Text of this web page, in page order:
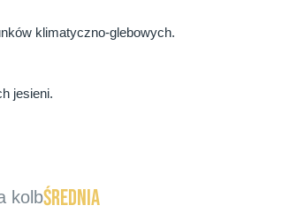
klimatyczno-glebowych.
jesieni.
kolbśrednia